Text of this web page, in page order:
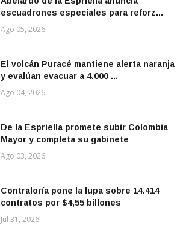
escuadrones especiales para reforz...
Ago 05, 2026
El volcán Puracé mantiene alerta naranja
y evalúan evacuar a 4.000 ...
Ago 04, 2026
De la Espriella promete subir Colombia
Mayor y completa su gabinete
Ago 03, 2026
Contraloría pone la lupa sobre 14.414
contratos por $4,55 billones
Jul 31, 2026